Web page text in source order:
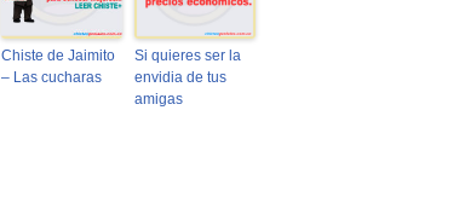
Chiste de Jaimito
– Las cucharas
Si quieres ser la
envidia de tus
amigas